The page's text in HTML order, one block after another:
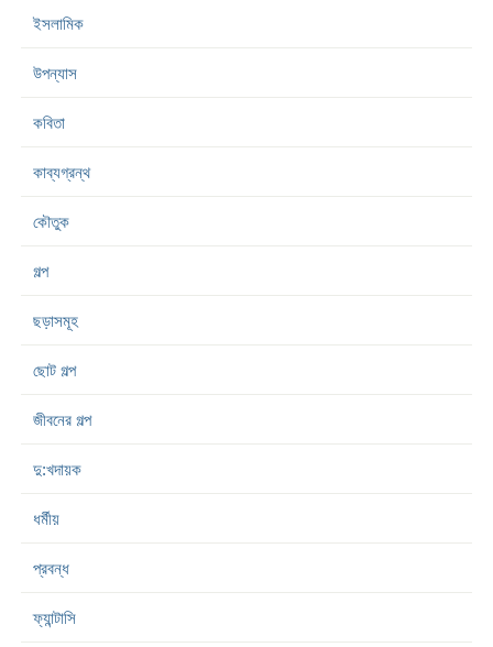
ইসলামিক
উপন্যাস
কবিতা
কাব্যগ্রন্থ
কৌতুক
গল্প
ছড়াসমূহ
ছোট গল্প
জীবনের গল্প
দু:খদায়ক
ধর্মীয়
প্রবন্ধ
ফ্যান্টাসি